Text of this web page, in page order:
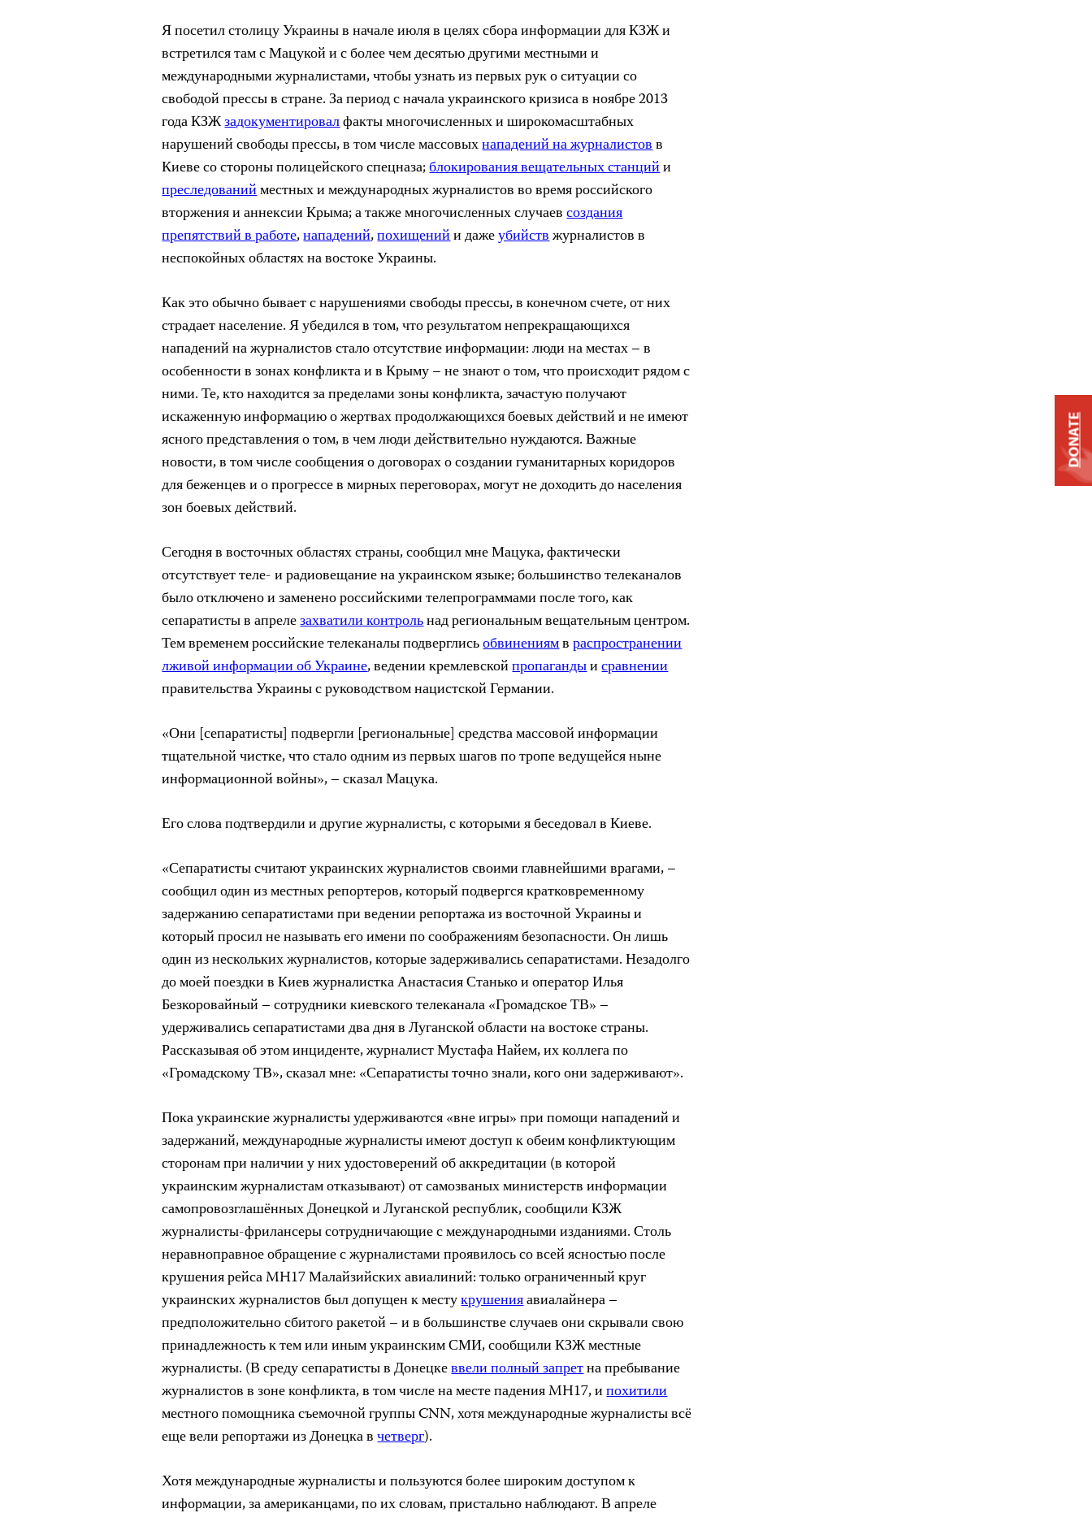
Я посетил столицу Украины в начале июля в целях сбораинформации для КЗЖ и
встретился там с Мацукой и с более чем десятью другими местными и
международными журналистами, чтобы узнать из первых руко ситуации со
свободой прессы в стране. За период с начала украинского кризиса в ноябре 2013
года КЗЖзадокументировалфактымногочисленных и широкомасштабных
нарушений свободы прессы, в том числе массовыхнападений на журналистовв
Киеве со стороны полицейского спецназа;блокирования вещательных станцийи
преследованийместных и международных журналистов во время российского
вторжения и аннексии Крыма; а также многочисленных случаевсоздания
препятствий в работе,нападений,похищенийи дажеубийствжурналистов в
неспокойных областях на востоке Украины.
Как это обычно бывает с нарушениями свободы прессы, в конечном счете, от них
страдает население. Я убедился в том, что результатом непрекращающихся
нападений на журналистов стало отсутствие информации: люди на местах – в
особенности в зонах конфликта и в Крыму – не знают о том, что происходит рядом с
ними. Те, кто находится за пределами зоны конфликта, зачастую получают
искаженную информацию о жертвах продолжающихся боевых действий и не имеют
ясного представления о том, в чем люди действительно нуждаются. Важные
новости, в том числе сообщения о договорах о создании гуманитарных коридоров
для беженцев и о прогрессе в мирных переговорах, могут не доходить до населения
зон боевых действий.
Сегодня в восточных областях страны, сообщил мне Мацука, фактически
отсутствует теле- и радиовещание на украинском языке; большинство телеканалов
было отключено и заменено российскими телепрограммами после того, как
сепаратисты в апрелезахватили контрольнад региональным вещательным центром.
Тем временем российские телеканалы подверглисьобвинениямвраспространении
лживой информации об Украине, ведении кремлевскойпропагандыисравнении
правительства Украины с руководством нацистской Германии.
«Они [сепаратисты] подвергли [региональные] средства массовой информации
тщательной чистке, что стало одним из первых шагов по тропе ведущейся ныне
информационной войны», – сказал Мацука.
Его слова подтвердили и другие журналисты, с которыми я беседовал в Киеве.
«Сепаратисты считают украинских журналистов своими главнейшими врагами, –
сообщил один из местных репортеров, который подвергся кратковременному
задержанию сепаратистами при ведении репортажа из восточной Украины и
который просил не называть его имени по соображениям безопасности. Он лишь
один из нескольких журналистов, которые задерживались сепаратистами. Незадолго
до моей поездки в Киев журналистка Анастасия Станько и оператор Илья
Безкоровайный – сотрудники киевского телеканала «Громадское ТВ» –
удерживались сепаратистами два дня в Луганской области на востоке страны.
Рассказывая об этом инциденте, журналист Мустафа Найем, их коллега по
«Громадскому ТВ», сказал мне: «Сепаратисты точно знали, кого они задерживают».
Пока украинские журналисты удерживаются «вне игры» при помощи нападений и
задержаний, международные журналисты имеют доступ к обеим конфликтующим
сторонам при наличии у них удостоверений об аккредитации (в которой
украинским журналистам отказывают) от самозваных министерств информации
самопровозглашённых Донецкой и Луганской республик, сообщили КЗЖ
журналисты-фрилансеры сотрудничающие с международными изданиями. Столь
неравноправное обращение с журналистами проявилось со всей ясностью после
крушения рейса MH17 Малайзийских авиалиний: толькоограниченный круг
украинских журналистов был допущен к местукрушенияавиалайнера –
предположительно сбитогоракетой – и в большинстве случаев они скрывали свою
принадлежность к тем или иным украинскимСМИ, сообщили КЗЖ местные
журналисты. (В среду сепаратисты в Донецкеввели полный запретна пребывание
журналистов в зоне конфликта, в том числе на месте падения MH17, ипохитили
местного помощника съемочной группы CNN, хотя международные журналисты всё
еще вели репортажи из Донецка вчетверг).
Хотя международные журналисты и пользуются более широким доступом к
информации, за американцами, по их словам, пристально наблюдают. В апреле
DONATE